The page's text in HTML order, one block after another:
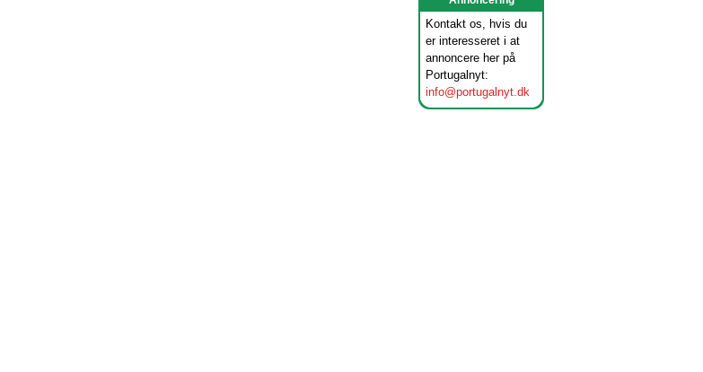
Kontakt os, hvis du
er interesseret i at
annoncere her på
Portugalnyt:
info@portugalnyt.dk